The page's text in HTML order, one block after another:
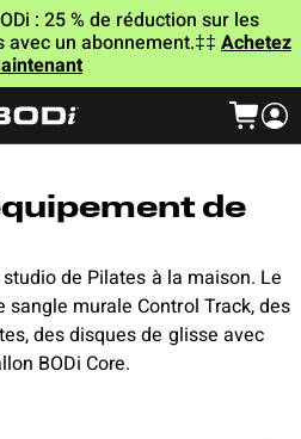
: 25 % de réduction sur les
un abonnement.‡‡ Achetez
de
studio de Pilates à la maison. Le
murale Control Track, des
des disques de glisse avec
BODi Core.